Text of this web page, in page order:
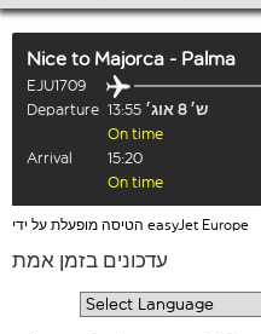
Nice to Majorca - Palma
EJU1709
Departure 13:55 ש׳ 8 אוג׳
On time
Arrival
15:20
On time
הטיסה מופעלת על ידי easyJet Europe
עדכונים בזמן אמת